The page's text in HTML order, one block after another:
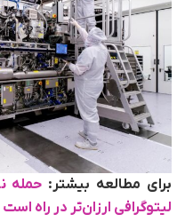
برای مطالعه بیشتر:
لیتوگرافی ارزان‌تر در راه است